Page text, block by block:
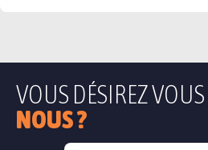
VOUS DÉSIREZ VOUS
NOUS ?